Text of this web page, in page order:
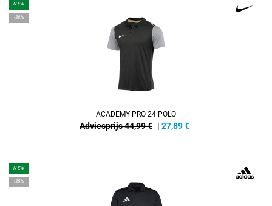
NEW
-38%
ACADEMY PRO 24 POLO
Adviesprijs 44,99 € | 27,89€
NEW
-35%